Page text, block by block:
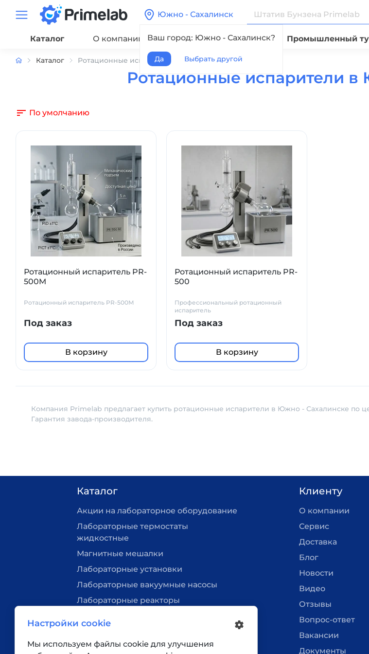
Южно - Сахалинск
Ваш город: Южно - Сахалинск?
Да Выбрать другой
Каталог О компании Сервис Видео Промышленный
Каталог Ротационные испарители
Ротационные испарители
По умолчанию
Ротационный испаритель PR-
500M
Ротационный испаритель PR-500M
Под заказ
В корзину
Ротационный испаритель PR-
500
Профессиональный ротационный
испаритель
Под заказ
В корзину
Компания Primelab предлагает купить ротационные испарители в Южно - Сахалинске по
Гарантия завода-производителя.
Каталог
Акции на лабораторное оборудование
Лабораторные термостаты
жидкостные
Магнитные мешалки
Лабораторные установки
Лабораторные вакуумные насосы
Лабораторные реакторы
Вакуумные станции
Клиенту
О компании
Сервис
Доставка
Блог
Новости
Видео
Отзывы
Вопрос-ответ
Вакансии
Документы
Настройки cookie
Мы используем файлы cookie для улучшения